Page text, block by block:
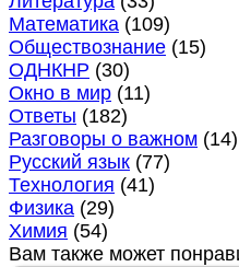
Математика (109)
Обществознание (15)
ОДНКНР (30)
Окно в мир (11)
Ответы (182)
Разговоры о важном (14)
Русский язык (77)
Технология (41)
Физика (29)
Химия (54)
Вам также может